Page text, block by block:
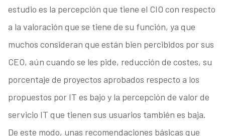
estudio es la percepción que tiene el CIO con respecto
a la valoración que se tiene de su función, ya que
muchos consideran que están bien percibidos por sus
CEO, aún cuando se les pide, reducción de costes, su
porcentaje de proyectos aprobados respecto a los
propuestos por IT es bajo y la percepción de valor de
servicio IT que tienen sus usuarios también es baja.
De este modo, unas recomendaciones básicas que